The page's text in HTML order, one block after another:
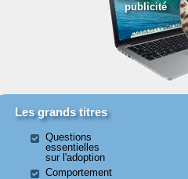
publicité
Les grands titres
Questions
essentielles
sur l'adoption
Comportement